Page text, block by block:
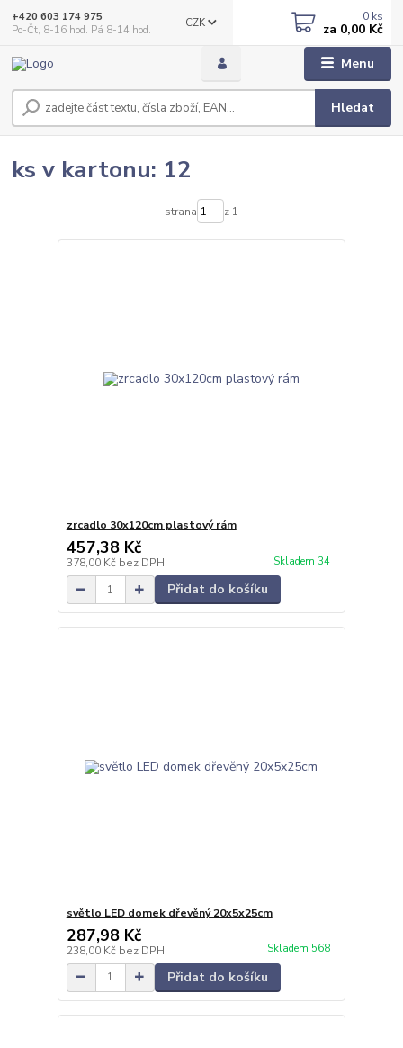
Menu
CZK
Hledat
+420 603 174 975
Po-Čt, 8-16 hod. Pá 8-14 hod.
0 ks
za 0,00 Kč
ks v kartonu: 12
strana z 1
zrcadlo 30x120cm plastový rám
457,38 Kč
378,00 Kč bez DPH Skladem 34
Přidat do košíku
světlo LED domek dřevěný 20x5x25cm
287,98 Kč
238,00 Kč bez DPH Skladem 568
Přidat do košíku